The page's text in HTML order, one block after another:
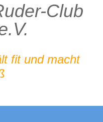
Club
fit und macht